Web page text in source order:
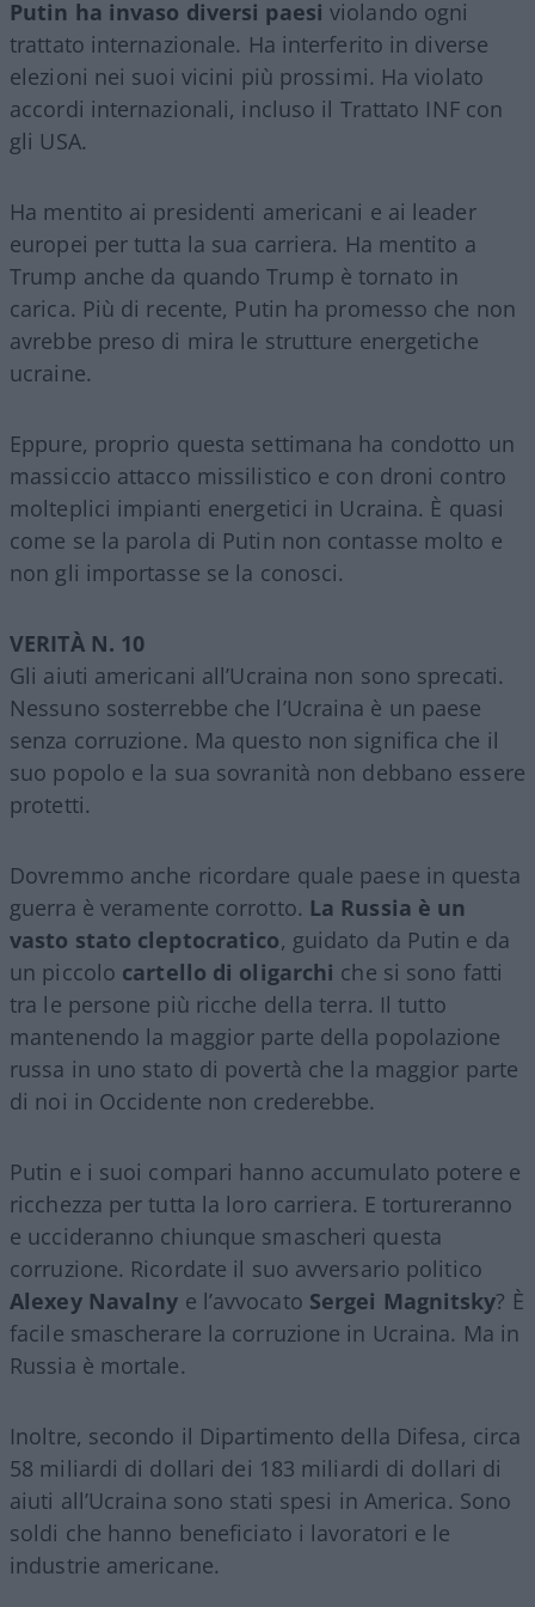
Putin ha invaso diversi paesi violando ogni
trattato internazionale. Ha interferito in diverse
elezioni nei suoi vicini più prossimi. Ha violato
accordi internazionali, incluso il Trattato INF con
gli USA.
Ha mentito ai presidenti americani e ai leader
europei per tutta la sua carriera. Ha mentito a
Trump anche da quando Trump è tornato in
carica. Più di recente, Putin ha promesso che non
avrebbe preso di mira le strutture energetiche
ucraine.
Eppure, proprio questa settimana ha condotto un
massiccio attacco missilistico e con droni contro
molteplici impianti energetici in Ucraina. È quasi
come se la parola di Putin non contasse molto e
non gli importasse se la conosci.
VERITÀ N. 10
Gli aiuti americani all’Ucraina non sono sprecati.
Nessuno sosterrebbe che l’Ucraina è un paese
senza corruzione. Ma questo non significa che il
suo popolo e la sua sovranità non debbano essere
protetti.
Dovremmo anche ricordare quale paese in questa
guerra è veramente corrotto. La Russia è un
vasto stato cleptocratico, guidato da Putin e da
un piccolo cartello di oligarchi che si sono fatti
tra le persone più ricche della terra. Il tutto
mantenendo la maggior parte della popolazione
russa in uno stato di povertà che la maggior parte
di noi in Occidente non crederebbe.
Putin e i suoi compari hanno accumulato potere e
ricchezza per tutta la loro carriera. E tortureranno
e uccideranno chiunque smascheri questa
corruzione. Ricordate il suo avversario politico
Alexey Navalny e l’avvocato Sergei Magnitsky? È
facile smascherare la corruzione in Ucraina. Ma in
Russia è mortale.
Inoltre, secondo il Dipartimento della Difesa, circa
58 miliardi di dollari dei 183 miliardi di dollari di
aiuti all’Ucraina sono stati spesi in America. Sono
soldi che hanno beneficiato i lavoratori e le
industrie americane.